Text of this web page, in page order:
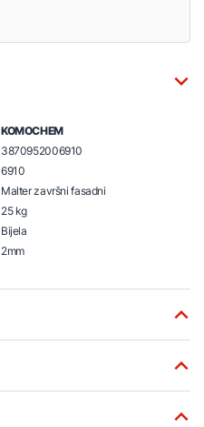
KOMOCHEM
3870952006910
6910
Malter završni fasadni
25 kg
Bijela
2mm